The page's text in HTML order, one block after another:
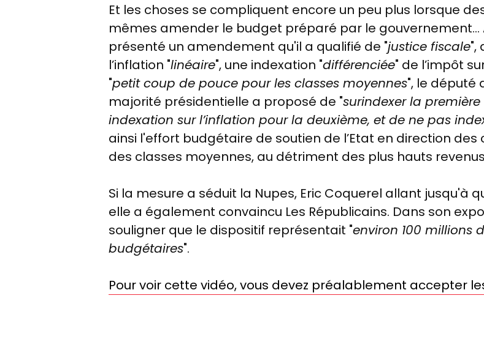
Et les choses se compliquent encore un peu plus lorsque
mêmes amender le budget préparé par le gouvernement...
présenté un amendement qu'il a qualifié de "justice fiscale",
l’inflation "linéaire", une indexation "différenciée" de l’impôt
"petit coup de pouce pour les classes moyennes", le député
majorité présidentielle a proposé de "surindexer la
indexation sur l’inflation pour la deuxième, et de ne pas
ainsi l'effort budgétaire de soutien de l’Etat en direction
des classes moyennes, au détriment des plus hauts
Si la mesure a séduit la Nupes, Eric Coquerel allant jusqu'à
elle a également convaincu Les Républicains. Dans son
souligner que le dispositif représentait "environ 100 millions
budgétaires".
Pour voir cette vidéo, vous devez préalablement accepter